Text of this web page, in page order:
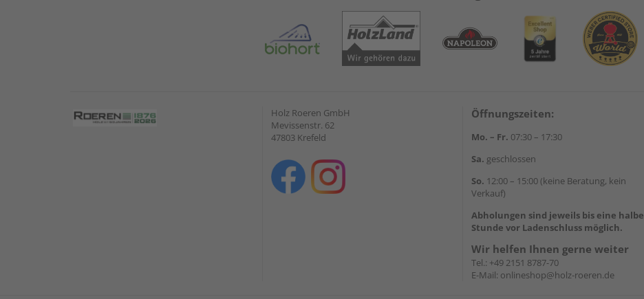
Holz Roeren GmbH
Mevissenstr. 62
47803 Krefeld
Öffnungszeiten:
Mo. – Fr. 07:30 – 17:30
Sa. geschlossen
So. 12:00 – 15:00 (keine Beratung, kein
Verkauf)
Abholungen sind jeweils bis eine halbe
Stunde vor Ladenschluss möglich.
Wir helfen Ihnen gerne weiter
Tel.: +49 2151 8787-70
E-Mail: onlineshop@holz-roeren.de